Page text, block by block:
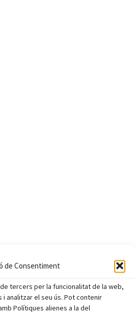
de Consentiment
tercers per la funcionalitat de la web,
i analitzar el seu ús. Pot contenir
Polítiques alienes a la del